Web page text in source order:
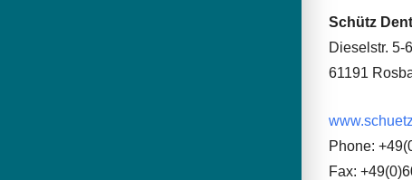
Schütz
Dieselstr. 5-6
61191
Phone:
Fax: